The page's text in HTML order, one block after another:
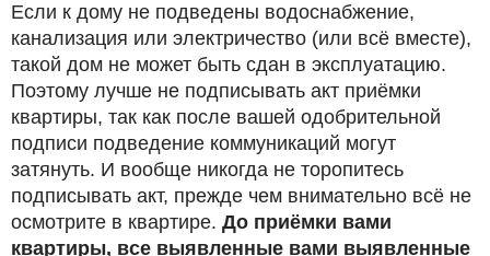
Если к дому не подведены водоснабжение,
канализация или электричество (или всё вместе),
такой дом не может быть сдан в эксплуатацию.
Поэтому лучше не подписывать акт приёмки
квартиры, так как после вашей одобрительной
подписи подведение коммуникаций могут
затянуть. И вообще никогда не торопитесь
подписывать акт, прежде чем внимательно всё не
осмотрите в квартире. До приёмки вами
квартиры, все выявленные вами выявленные